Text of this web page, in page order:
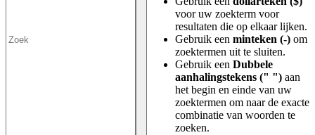
voor uw zoekterm voor
resultaten die op elkaar lijken.
Gebruik een minteken (-) om
zoektermen uit te sluiten.
Gebruik een Dubbele
aanhalingstekens (" ") aan
het begin en einde van uw
zoektermen om naar de exacte
combinatie van woorden te
zoeken.